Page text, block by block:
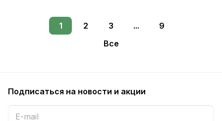
1 2 3 ...
9
Все
Подписаться на новости и акции